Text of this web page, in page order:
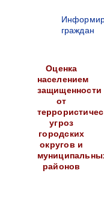
граждан
Оценка
населением
защищенности
от
угроз
городских
округов и
районов